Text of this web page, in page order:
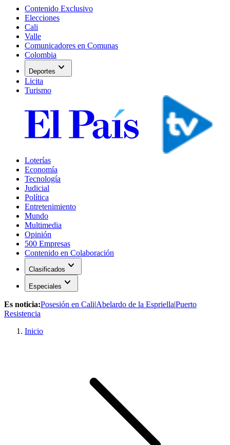
Contenido Exclusivo
Elecciones
Cali
Valle
Comunicadores en Comunas
Colombia
Deportes expand_more
Licita
Turismo
Loterías
Economía
Tecnología
Judicial
Política
Entretenimiento
Mundo
Multimedia
Opinión
500 Empresas
Contenido en Colaboración
Clasificados expand_more
Especiales expand_more
Es noticia:Posesión en Cali|Abelardo de la Espriella|Puerto
Resistencia
Inicio